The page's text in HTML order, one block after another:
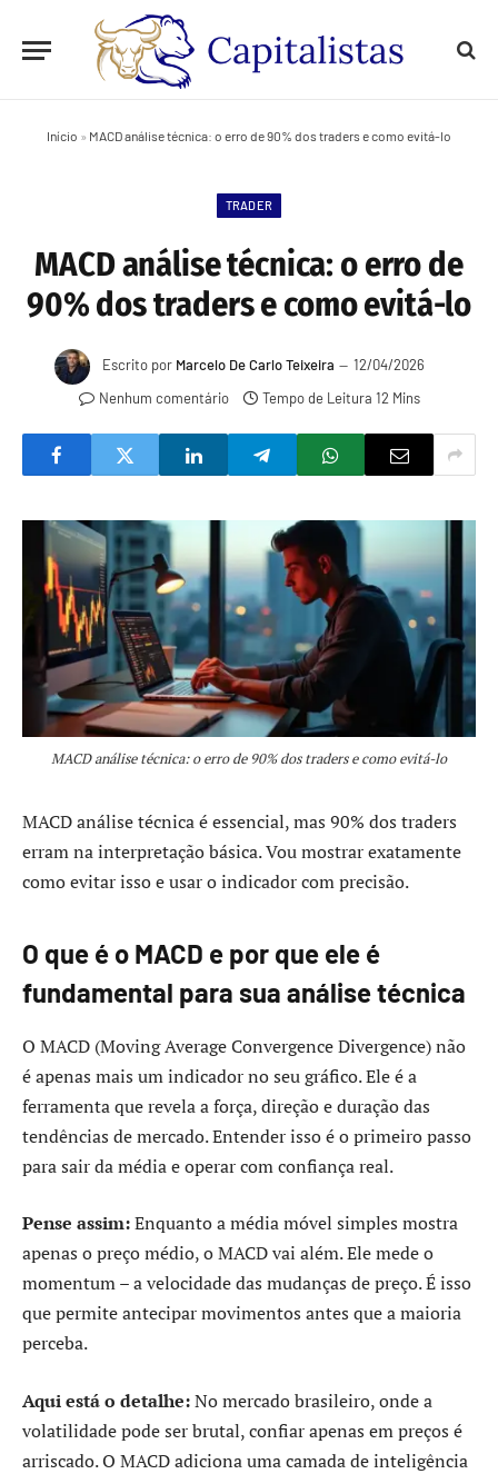
Início » MACD análise técnica: o erro de 90% dos traders e como evitá-lo
TRADER
MACD análise técnica: o erro de
90% dos traders e como evitá-lo
Escrito por Marcelo De Carlo Teixeira
12/04/2026
Nenhum comentário
Tempo de Leitura 12 Mins
MACD análise técnica: o erro de 90% dos traders e como evitá-lo
MACD análise técnica é essencial, mas 90% dos traders
erram na interpretação básica. Vou mostrar exatamente
como evitar isso e usar o indicador com precisão.
O que é o MACD e por que ele é
fundamental para sua análise técnica
O MACD (Moving Average Convergence Divergence) não
é apenas mais um indicador no seu gráfico. Ele é a
ferramenta que revela a força, direção e duração das
tendências de mercado. Entender isso é o primeiro passo
para sair da média e operar com confiança real.
Pense assim:Enquanto a média móvel simples mostra
apenas o preço médio, o MACD vai além. Ele mede o
momentum – a velocidade das mudanças de preço. É isso
que permite antecipar movimentos antes que a maioria
perceba.
Aqui está o detalhe:No mercado brasileiro, onde a
volatilidade pode ser brutal, confiar apenas em preços é
arriscado. O MACD adiciona uma camada de inteligência